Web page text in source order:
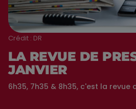
Crédit : DR
LA REVUE DE
JANVIER
6h35, 7h35 & 8h35, c'est la revue